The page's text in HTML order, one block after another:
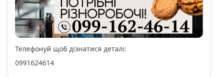
Телефонуй щоб дізнатися деталі:
0991624614